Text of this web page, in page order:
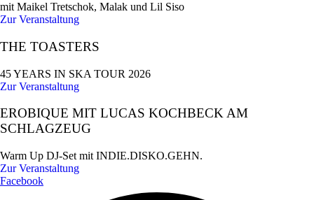
mit Maikel Tretschok, Malak und Lil Siso
Zur Veranstaltung
THE TOASTERS
45 YEARS IN SKA TOUR 2026
Zur Veranstaltung
EROBIQUE MIT LUCAS KOCHBECK AM
SCHLAGZEUG
Warm Up DJ-Set mit INDIE.DISKO.GEHN.
Zur Veranstaltung
Facebook